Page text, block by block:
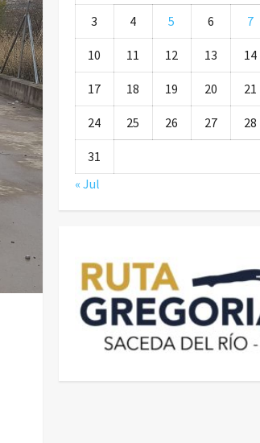
3 4 5 6 7
10 11 12 13 14
17 18 19 20 21
24 25 26 27 28
31
« Jul